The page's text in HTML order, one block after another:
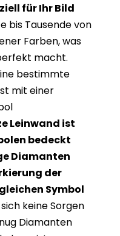
für Ihr Bild
bis Tausende von
Farben, was
macht.
bestimmte
mit einer
Leinwand ist
bedeckt
Diamanten
der
Symbol
keine Sorgen
Diamanten